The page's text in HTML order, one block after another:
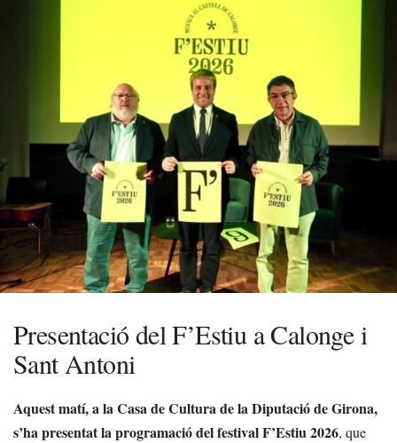
Presentació del F’Estiu a Calonge i
Sant Antoni
Aquest matí, a la Casa de Cultura de la Diputació de Girona,
s’ha presentat la programació del festival F’Estiu 2026, que